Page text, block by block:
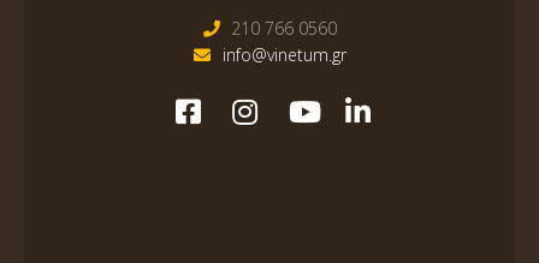
210 766 0560
info@vinetum.gr